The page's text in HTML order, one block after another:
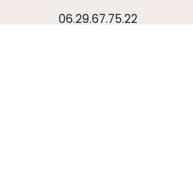
06.29.67.75.22